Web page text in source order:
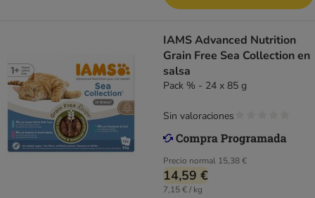
IAMS Advanced Nutrition
Grain Free Sea Collection en
salsa
Pack % - 24 x 85 g
Precio normal 15,38 €
14,59 €
7,15 € / kg
Sin valoraciones